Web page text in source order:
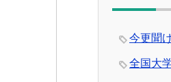
今更聞
全国大